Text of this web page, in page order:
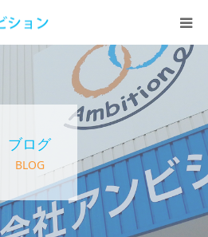
ブログ
BLOG